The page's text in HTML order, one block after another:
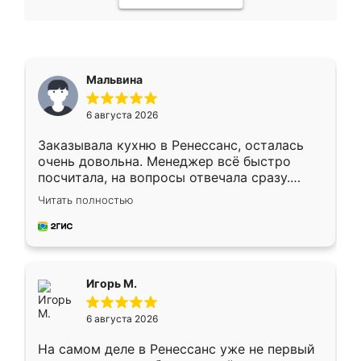
Мальвина
6 августа 2026
Заказывала кухню в Ренессанс, осталась
очень довольна. Менеджер всё быстро
посчитала, на вопросы отвечала сразу.
Замерщик приехал в субботу, подошёл к
делу со всей ответственностью. Собрали
за день, ребята работали аккуратно, даже
Читать полностью
Игорь М.
6 августа 2026
На самом деле в Ренессанс уже не первый